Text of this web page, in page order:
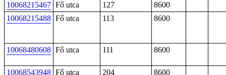
10068215467 Fő utca 127
8600
10068215488 Fő utca 113 8600
10068480608 Fő utca 111 8600
10068543948 Fő utca 204 8600